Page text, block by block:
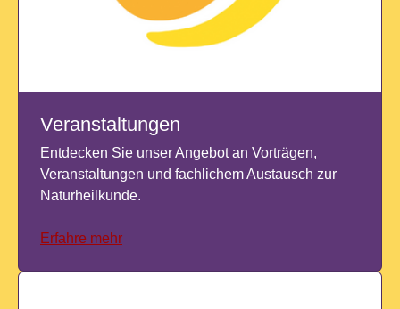
Veranstaltungen
Entdecken Sie unser Angebot an Vorträgen,
Veranstaltungen und fachlichem Austausch zur
Naturheilkunde.
Erfahre mehr